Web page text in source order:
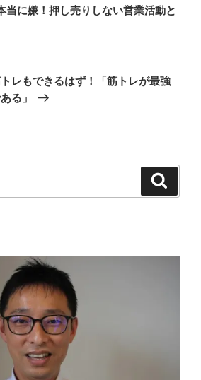
当に嫌！押し売りしない営業活動と
レもできるはず！「筋トレが最強
る」